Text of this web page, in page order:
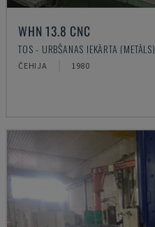
WHN 13.8 CNC
TOS - URBŠANAS IEKĀRTA (METĀLS)
ČEHIJA 1980